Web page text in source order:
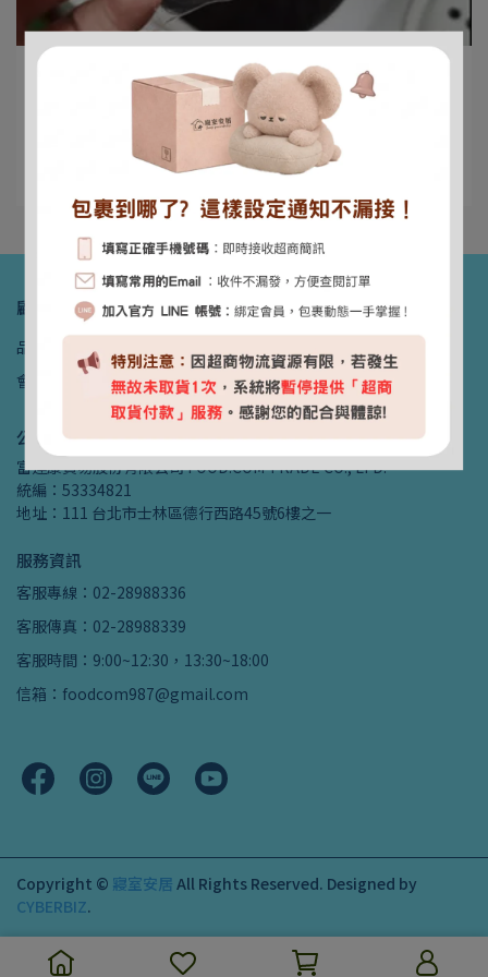
一顆搞定所有髒污，洗衣方便輕鬆
foodcom | 2024-09-07
一顆就能洗一大堆衣服 ⋯
顧客服務
品牌故事 聯絡我們
會員條款
品牌列表 防詐宣導
公司資訊
富達康貿易股份有限公司 FOOD.COM TRADE CO., LTD.
統編：53334821
地址：111 台北市士林區德行西路45號6樓之一
服務資訊
客服專線：02-28988336
客服傳真：02-28988339
客服時間：9:00~12:30，13:30~18:00
信箱：foodcom987@gmail.com
Copyright © 寢室安居 All Rights Reserved. Designed by
CYBERBIZ.